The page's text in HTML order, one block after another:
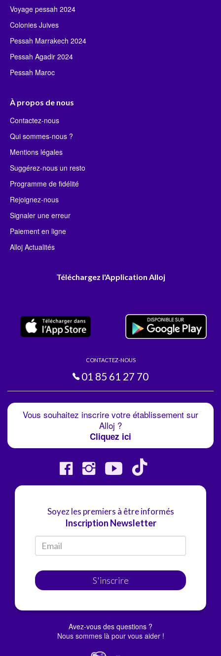
Voyage pessah 2024
Colonies Juives
Pessah Marrakech 2024
Pessah Agadir 2024
Pessah Maroc
À propos de nous
Contactez-nous
Qui sommes-nous ?
Mentions légales
Suggérez-nous un resto
Programme de fidélité
Rejoignez-nous
Signaler une erreur
Paiement en ligne
Alloj Actualités
Téléchargez l'Application Alloj
CONTACTEZ-NOUS
01 85 61 27 70
Vous souhaitez inscrire votre établissement sur
Alloj ?
Cliquez ici
Soyez les premiers à être informés
Inscription Newsletter
S'inscrire
Avez-vous des questions ?
Nous sommes là pour vous aider !